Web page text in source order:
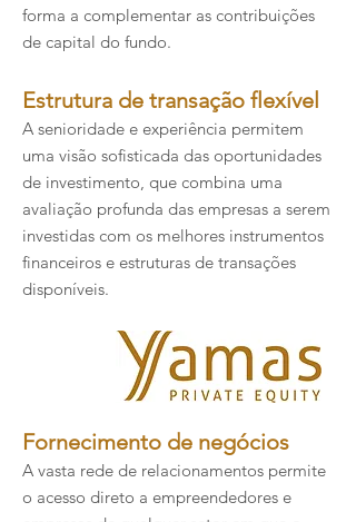
forma a complementar as contribuições
de capital do fundo.​
Estrutura de transação flexível​
A senioridade e experiência permitem
uma visão sofisticada das oportunidades
de investimento, que combina uma
avaliação profunda das empresas a serem
investidas com os melhores instrumentos
financeiros e estruturas de transações
disponíveis.​​
Fornecimento de negócios
A vasta rede de relacionamentos permite
o acesso direto a empreendedores e